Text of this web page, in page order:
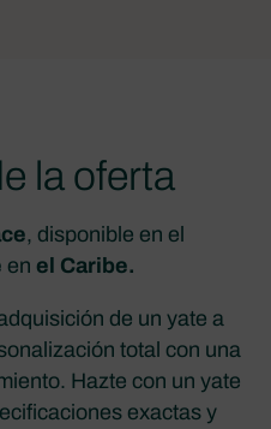
la oferta
, disponible en el
en el Caribe.
de un yate a
total con una
Hazte con un yate
exactas y